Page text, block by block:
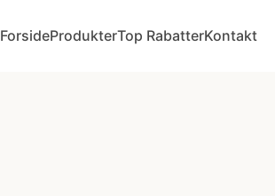
ForsideProdukterTop RabatterKontakt